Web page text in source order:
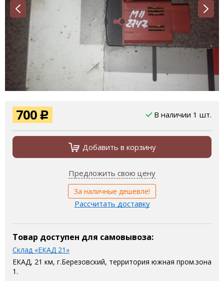
700 Р В наличии 1 шт.
Добавить в корзину
Предложить свою цену
За наличные дешевле!
Рассчитать доставку
Товар доступен для самовывоза:
Склад «ЕКАД 21»
ЕКАД, 21 км, г.Березовский, территория южная пром.зона
1.